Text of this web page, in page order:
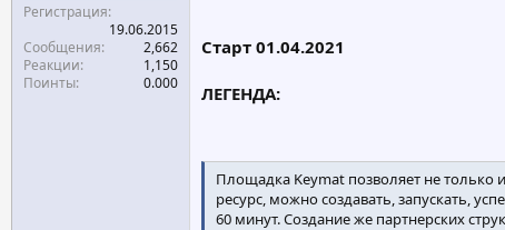
Регистрация
19.06.2015
Сообщения
2,662
Реакции
1,150
Поинты
0.000
Старт 01.04.2021
ЛЕГЕНДА:
Площадка Keymat позволяет не только
ресурс, можно создавать, запускать,
60 минут. Создание же партнерских